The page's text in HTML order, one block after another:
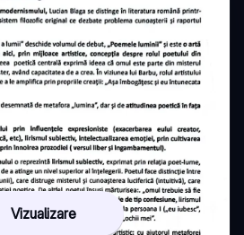
Vizualizare